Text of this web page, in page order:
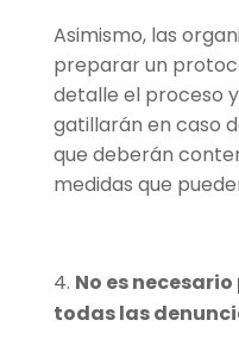
Asimismo, las
preparar un
detalle el proceso
gatillarán en caso
que deberán
medidas que
No es
todas las